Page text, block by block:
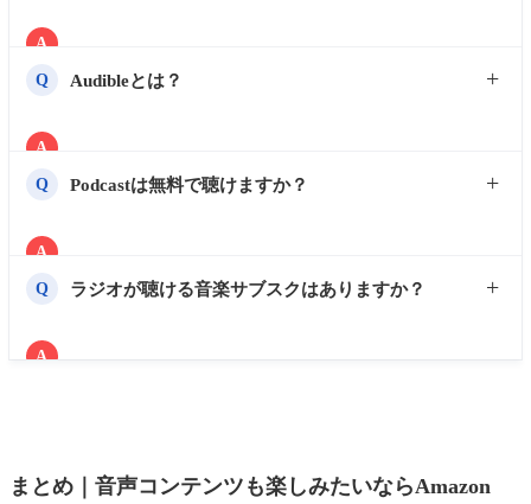
A
Q Audibleとは？
A
スです。
ーや声優の朗読で楽しめます。
Q Podcastは無料で聴けますか？
A
Q ラジオが聴ける音楽サブスクはありますか？
A
がPodcastとして配信されています。
まとめ｜音声コンテンツも楽しみたいならAmazon